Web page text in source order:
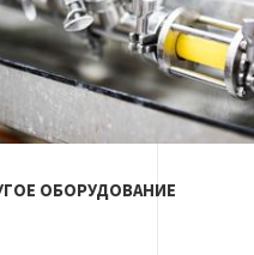
ОБОРУДОВАНИЕ